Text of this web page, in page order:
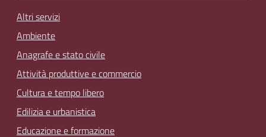
Altri servizi
Ambiente
Anagrafe e stato civile
Attività produttive e commercio
Cultura e tempo libero
Edilizia e urbanistica
Educazione e formazione